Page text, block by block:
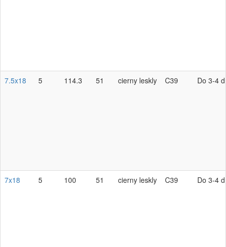
7.5x18 5 114.3 51 cierny leskly C39 Do 3-4
7x18 5 100 51 cierny leskly C39 Do 3-4